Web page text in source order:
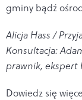
gminy bądź
Alicja Hass /
Konsultacja:
prawnik, ekspert
Dowiedz się